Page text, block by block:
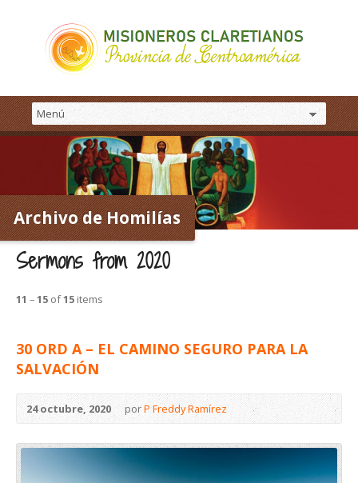
Archivo de Homilías
Sermons from 2020
11 –15 of15 items
30 ORD A – EL CAMINO SEGURO PARA LA
SALVACIÓN
24 octubre, 2020 porP Freddy Ramírez